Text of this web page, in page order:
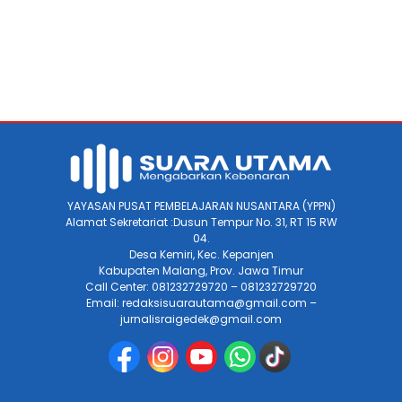
YAYASAN PUSAT PEMBELAJARAN NUSANTARA (YPPN)
Alamat Sekretariat :Dusun Tempur No. 31, RT 15 RW
04.
Desa Kemiri, Kec. Kepanjen
Kabupaten Malang, Prov. Jawa Timur
Call Center: 081232729720 – 081232729720
Email: redaksisuarautama@gmail.com –
jurnalisraigedek@gmail.com